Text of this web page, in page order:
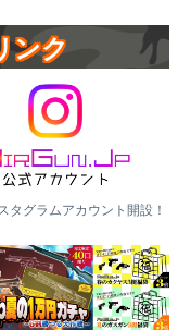
ンク
タグラムアカウント開設！